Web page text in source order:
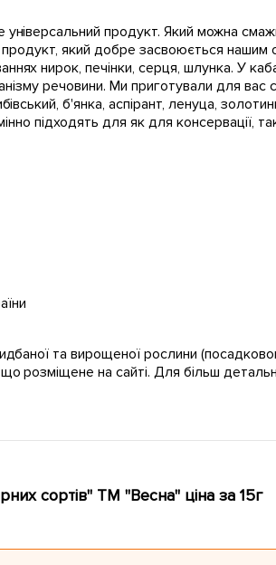
продукт. Який можна
продукт, який добре засвоюється нашим
нирок, печінки, серця, шлунка. У
речовини. Ми приготували для вас
б'янка, аспірант, ленуца,
підходять для як для консервації,
та вирощеної рослини
розміщене на сайті. Для більш
сортів" ТМ "Весна" ціна за 15г